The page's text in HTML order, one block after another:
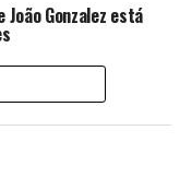
João Gonzalez está